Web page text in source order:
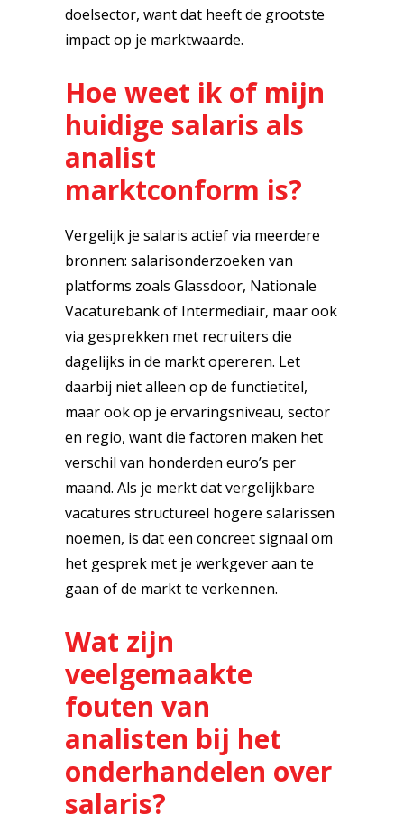
doelsector, want dat heeft de grootste
impact op je marktwaarde.
Hoe weet ik of mijn
huidige salaris als
analist
marktconform is?
Vergelijk je salaris actief via meerdere
bronnen: salarisonderzoeken van
platforms zoals Glassdoor, Nationale
Vacaturebank of Intermediair, maar ook
via gesprekken met recruiters die
dagelijks in de markt opereren. Let
daarbij niet alleen op de functietitel,
maar ook op je ervaringsniveau, sector
en regio, want die factoren maken het
verschil van honderden euro’s per
maand. Als je merkt dat vergelijkbare
vacatures structureel hogere salarissen
noemen, is dat een concreet signaal om
het gesprek met je werkgever aan te
gaan of de markt te verkennen.
Wat zijn
veelgemaakte
fouten van
analisten bij het
onderhandelen over
salaris?